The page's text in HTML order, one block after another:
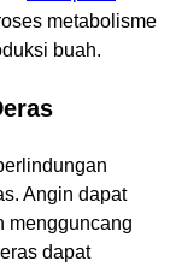
metabolisme
buah.
Angin dapat
mengguncang
dapat